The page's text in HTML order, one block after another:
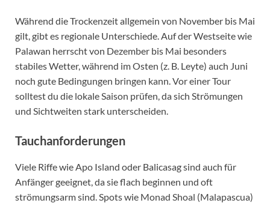
Während die Trockenzeit allgemein von November bis Mai
gilt, gibt es regionale Unterschiede. Auf der Westseite wie
Palawan herrscht von Dezember bis Mai besonders
stabiles Wetter, während im Osten (z. B. Leyte) auch Juni
noch gute Bedingungen bringen kann. Vor einer Tour
solltest du die lokale Saison prüfen, da sich Strömungen
und Sichtweiten stark unterscheiden.
Tauchanforderungen
Viele Riffe wie Apo Island oder Balicasag sind auch für
Anfänger geeignet, da sie flach beginnen und oft
strömungsarm sind. Spots wie Monad Shoal (Malapascua)